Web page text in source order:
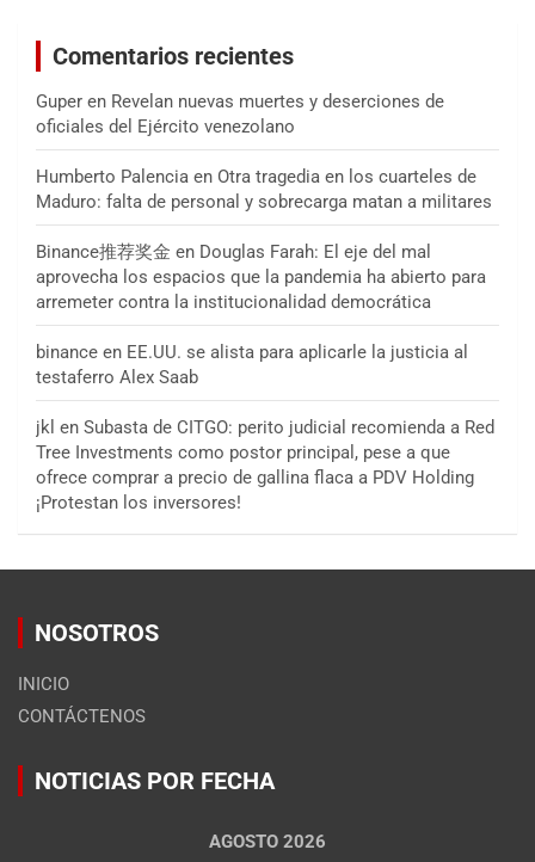
Comentarios recientes
Guper en Revelan nuevas muertes y deserciones de
oficiales del Ejército venezolano
Humberto Palencia en Otra tragedia en los cuarteles de
Maduro: falta de personal y sobrecarga matan a militares
Binance推荐奖金 en Douglas Farah: El eje del mal
aprovecha los espacios que la pandemia ha abierto para
arremeter contra la institucionalidad democrática
binance en EE.UU. se alista para aplicarle la justicia al
testaferro Alex Saab
jkl en Subasta de CITGO: perito judicial recomienda a Red
Tree Investments como postor principal, pese a que
ofrece comprar a precio de gallina flaca a PDV Holding
¡Protestan los inversores!
NOSOTROS
INICIO
CONTÁCTENOS
NOTICIAS POR FECHA
AGOSTO 2026